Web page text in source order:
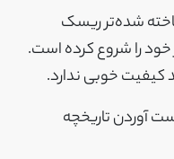
شده‌تر ریسک
خود را شروع کرده است.
کیفیت خوبی ندارد.
آوردن تاریخچه